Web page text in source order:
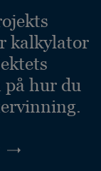
kalkylator
på hur du